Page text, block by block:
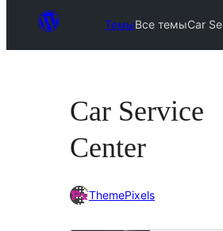
ТемыВсе темыCar
Car Service
Center
ThemePixels